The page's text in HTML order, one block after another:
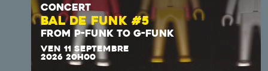
CONCERT
BAL DE FUNK #5
FROM P-FUNK TO G-FUNK
VEN 11 SEPTEMBRE
2026 20H00